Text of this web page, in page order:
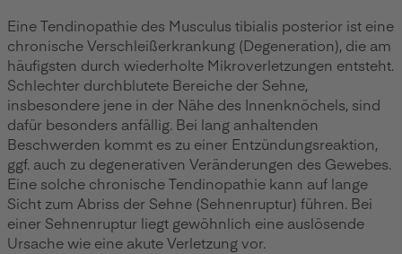
Eine Tendinopathie des Musculus tibialis posterior ist eine
chronische Verschleißerkrankung (Degeneration), die am
häufigsten durch wiederholte Mikroverletzungen entsteht.
Schlechter durchblutete Bereiche der Sehne,
insbesondere jene in der Nähe des Innenknöchels, sind
dafür besonders anfällig. Bei lang anhaltenden
Beschwerden kommt es zu einer Entzündungsreaktion,
ggf. auch zu degenerativen Veränderungen des Gewebes.
Eine solche chronische Tendinopathie kann auf lange
Sicht zum Abriss der Sehne (Sehnenruptur) führen. Bei
einer Sehnenruptur liegt gewöhnlich eine auslösende
Ursache wie eine akute Verletzung vor.